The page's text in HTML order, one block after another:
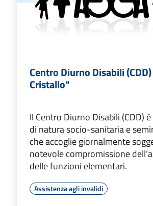
Centro Diurno Disabili
Cristallo"
Il Centro Diurno Disabili (CDD)
di natura socio-sanitaria e
che accoglie giornalmente
notevole compromissione
delle funzioni elementari.
Assistenza agli invalidi